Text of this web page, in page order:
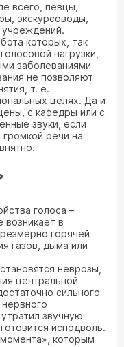
всего, певцы,
экскурсоводы,
учреждений.
которых, так
нагрузки,
заболеваниями
не позволяют
т. е.
целях. Да и
с кафедры или с
звуки, если
речи на
голоса –
возникает в
горячей
газов, дыма или
неврозы,
центральной
сильного
звучную
исподволь.
которым